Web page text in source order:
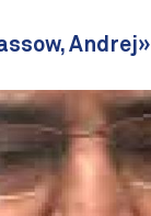
Andrej»